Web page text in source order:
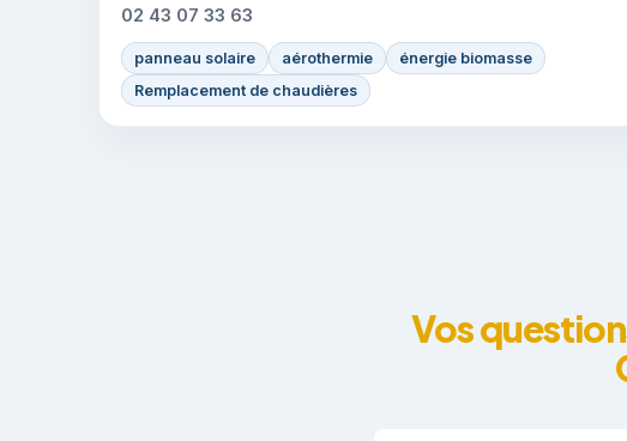
02 43 07 33 63
panneau solaire aérothermie
énergie biomasse
Remplacement de chaudières
Vos